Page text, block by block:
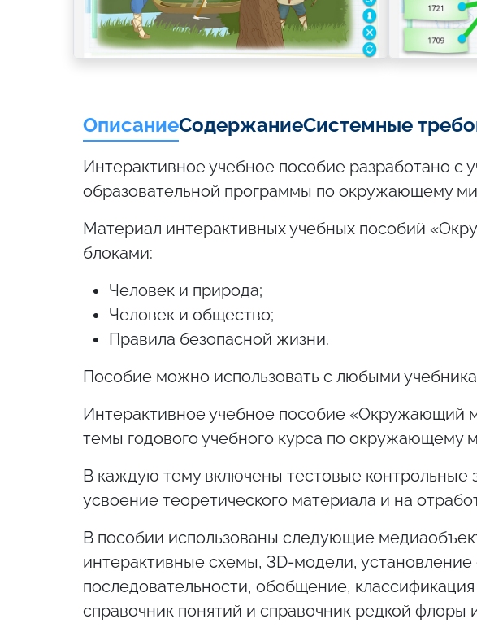
ОписаниеСодержаниеСистемные
Интерактивное учебное пособие разработано
образовательной программы по окружающему
Материал интерактивных учебных пособий
блоками:
Человек и природа;
Человек и общество;
Правила безопасной жизни.
Пособие можно использовать с любыми
Интерактивное учебное пособие «Окружающий
темы годового учебного курса по окружающему
В каждую тему включены тестовые контрольные
усвоение теоретического материала и на
В пособии использованы следующие
интерактивные схемы, 3D-модели, установление
последовательности, обобщение,
справочник понятий и справочник редкой флоры